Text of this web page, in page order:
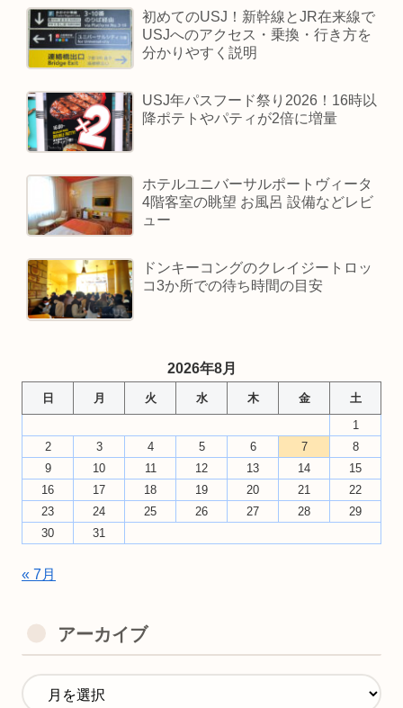
初めてのUSJ！新幹線とJR在来線で
USJへのアクセス・乗換・行き方を
分かりやすく説明
USJ年パスフード祭り2026！16時以
降ポテトやパティが2倍に増量
ホテルユニバーサルポートヴィータ
4階客室の眺望 お風呂 設備などレビ
ュー
ドンキーコングのクレイジートロッ
コ3か所での待ち時間の目安
2026年8月
日 月 火 水 木 金
土
1
2
3 4 5 6 7
8
9
10 11 12 13 14
15
16
17 18 19 20 21
22
23
24 25 26 27 28
29
30
31
« 7月
アーカイブ